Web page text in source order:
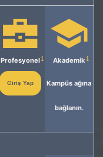
Profesyonel
Giriş Yap
Akademik
Kampüs ağına
bağlanın.